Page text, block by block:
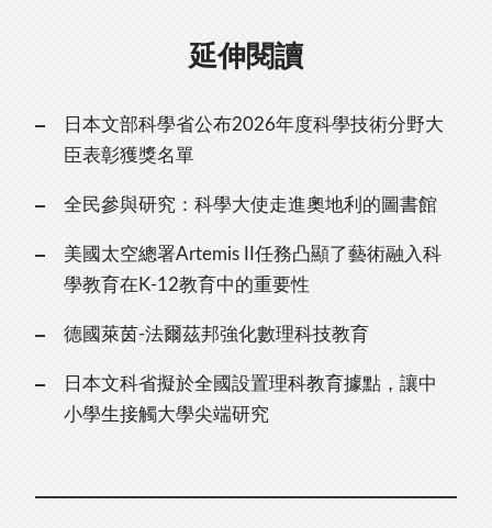
延伸閱讀
日本文部科學省公布2026年度科學技術分野大
臣表彰獲獎名單
全民參與研究：科學大使走進奧地利的圖書館
美國太空總署Artemis II任務凸顯了藝術融入科
學教育在K-12教育中的重要性
德國萊茵-法爾茲邦強化數理科技教育
日本文科省擬於全國設置理科教育據點，讓中
小學生接觸大學尖端研究